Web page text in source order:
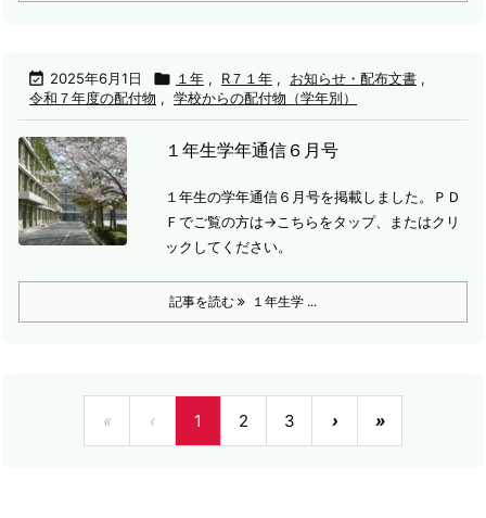
 2025年6月1日  １年 , R７１年 , お知らせ・配布文書 ,
令和７年度の配付物 , 学校からの配付物（学年別）
１年生学年通信６月号
１年生の学年通信６月号を掲載しました。
ＰＤ
Ｆでご覧の方は→こちらをタップ、またはクリ
ックしてください。
記事を読む １年生学 ...
« ‹ 1 2 3 › »